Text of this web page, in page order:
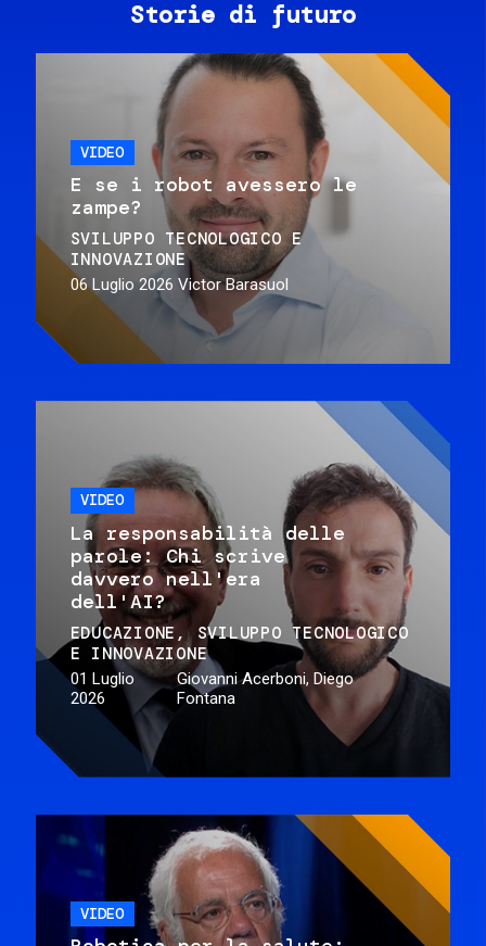
Storie di futuro
VIDEO
E se i robot avessero le
zampe?
SVILUPPO TECNOLOGICO E
INNOVAZIONE
06 Luglio 2026 Victor Barasuol
VIDEO
La responsabilità delle
parole: Chi scrive
davvero nell'era
dell'AI?
EDUCAZIONE
SVILUPPO TECNOLOGICO
E INNOVAZIONE
01 Luglio
2026
Giovanni Acerboni, Diego
Fontana
VIDEO